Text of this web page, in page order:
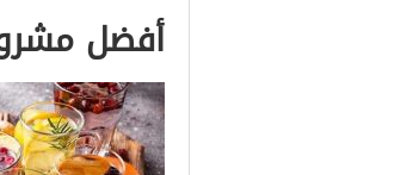
أفضل